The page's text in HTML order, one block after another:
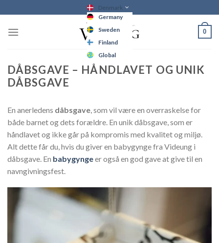
to
content
Denmark
Germany
Sweden
Finland
Global
0
DÅBSGAVE – HÅNDLAVET OG UNIK
DÅBSGAVE
En anerledens dåbsgave, som vil være en overraskelse for
både barnet og dets forældre. En unik dåbsgave, som er
håndlavet og ikke går på kompromis med kvalitet og miljø.
Alt dette får du, hvis du giver en babygynge fra Videung i
dåbsgave. En babygyngeer også en god gave at give til en
navngivningsfest.